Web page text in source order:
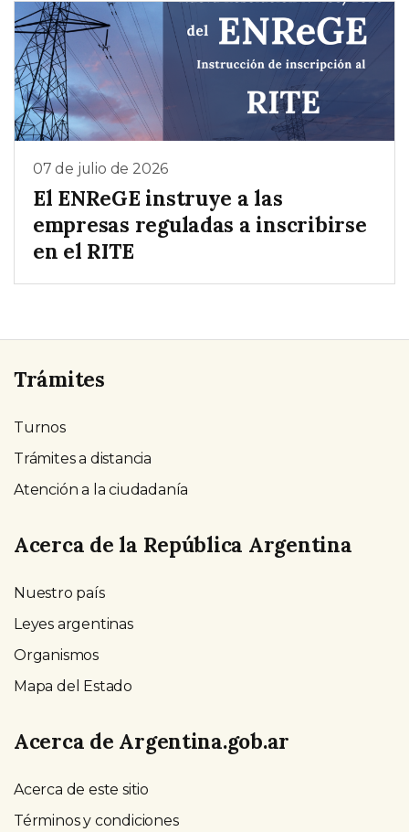
07 de julio de 2026
El ENReGE instruye a las
empresas reguladas a inscribirse
en el RITE
Trámites
Turnos
Trámites a distancia
Atención a la ciudadanía
Acerca de la República Argentina
Nuestro país
Leyes argentinas
Organismos
Mapa del Estado
Acerca de Argentina.gob.ar
Acerca de este sitio
Términos y condiciones